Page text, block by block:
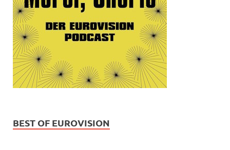
BEST OF EUROVISION